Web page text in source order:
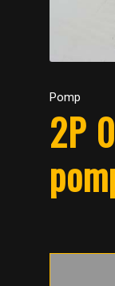
Pomp
2P